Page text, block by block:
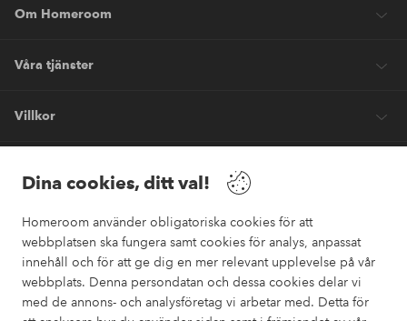
Dina cookies, ditt val!
Homeroom använder obligatoriska cookies för att
webbplatsen ska fungera samt cookies för analys, anpassat
innehåll och för att ge dig en mer relevant upplevelse på vår
webbplats. Denna persondatan och dessa cookies delar vi
med de annons- och analysföretag vi arbetar med. Detta för
Om Homeroom
Våra tjänster
Villkor
Säkra betalningar
Vill du veta mer om våra betalalternativ ?